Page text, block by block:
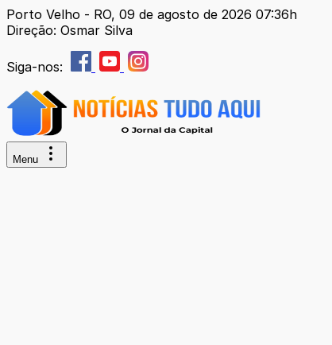
Porto Velho - RO, 09 de agosto de 2026 07:36h
Direção: Osmar Silva
Siga-nos:
Menu